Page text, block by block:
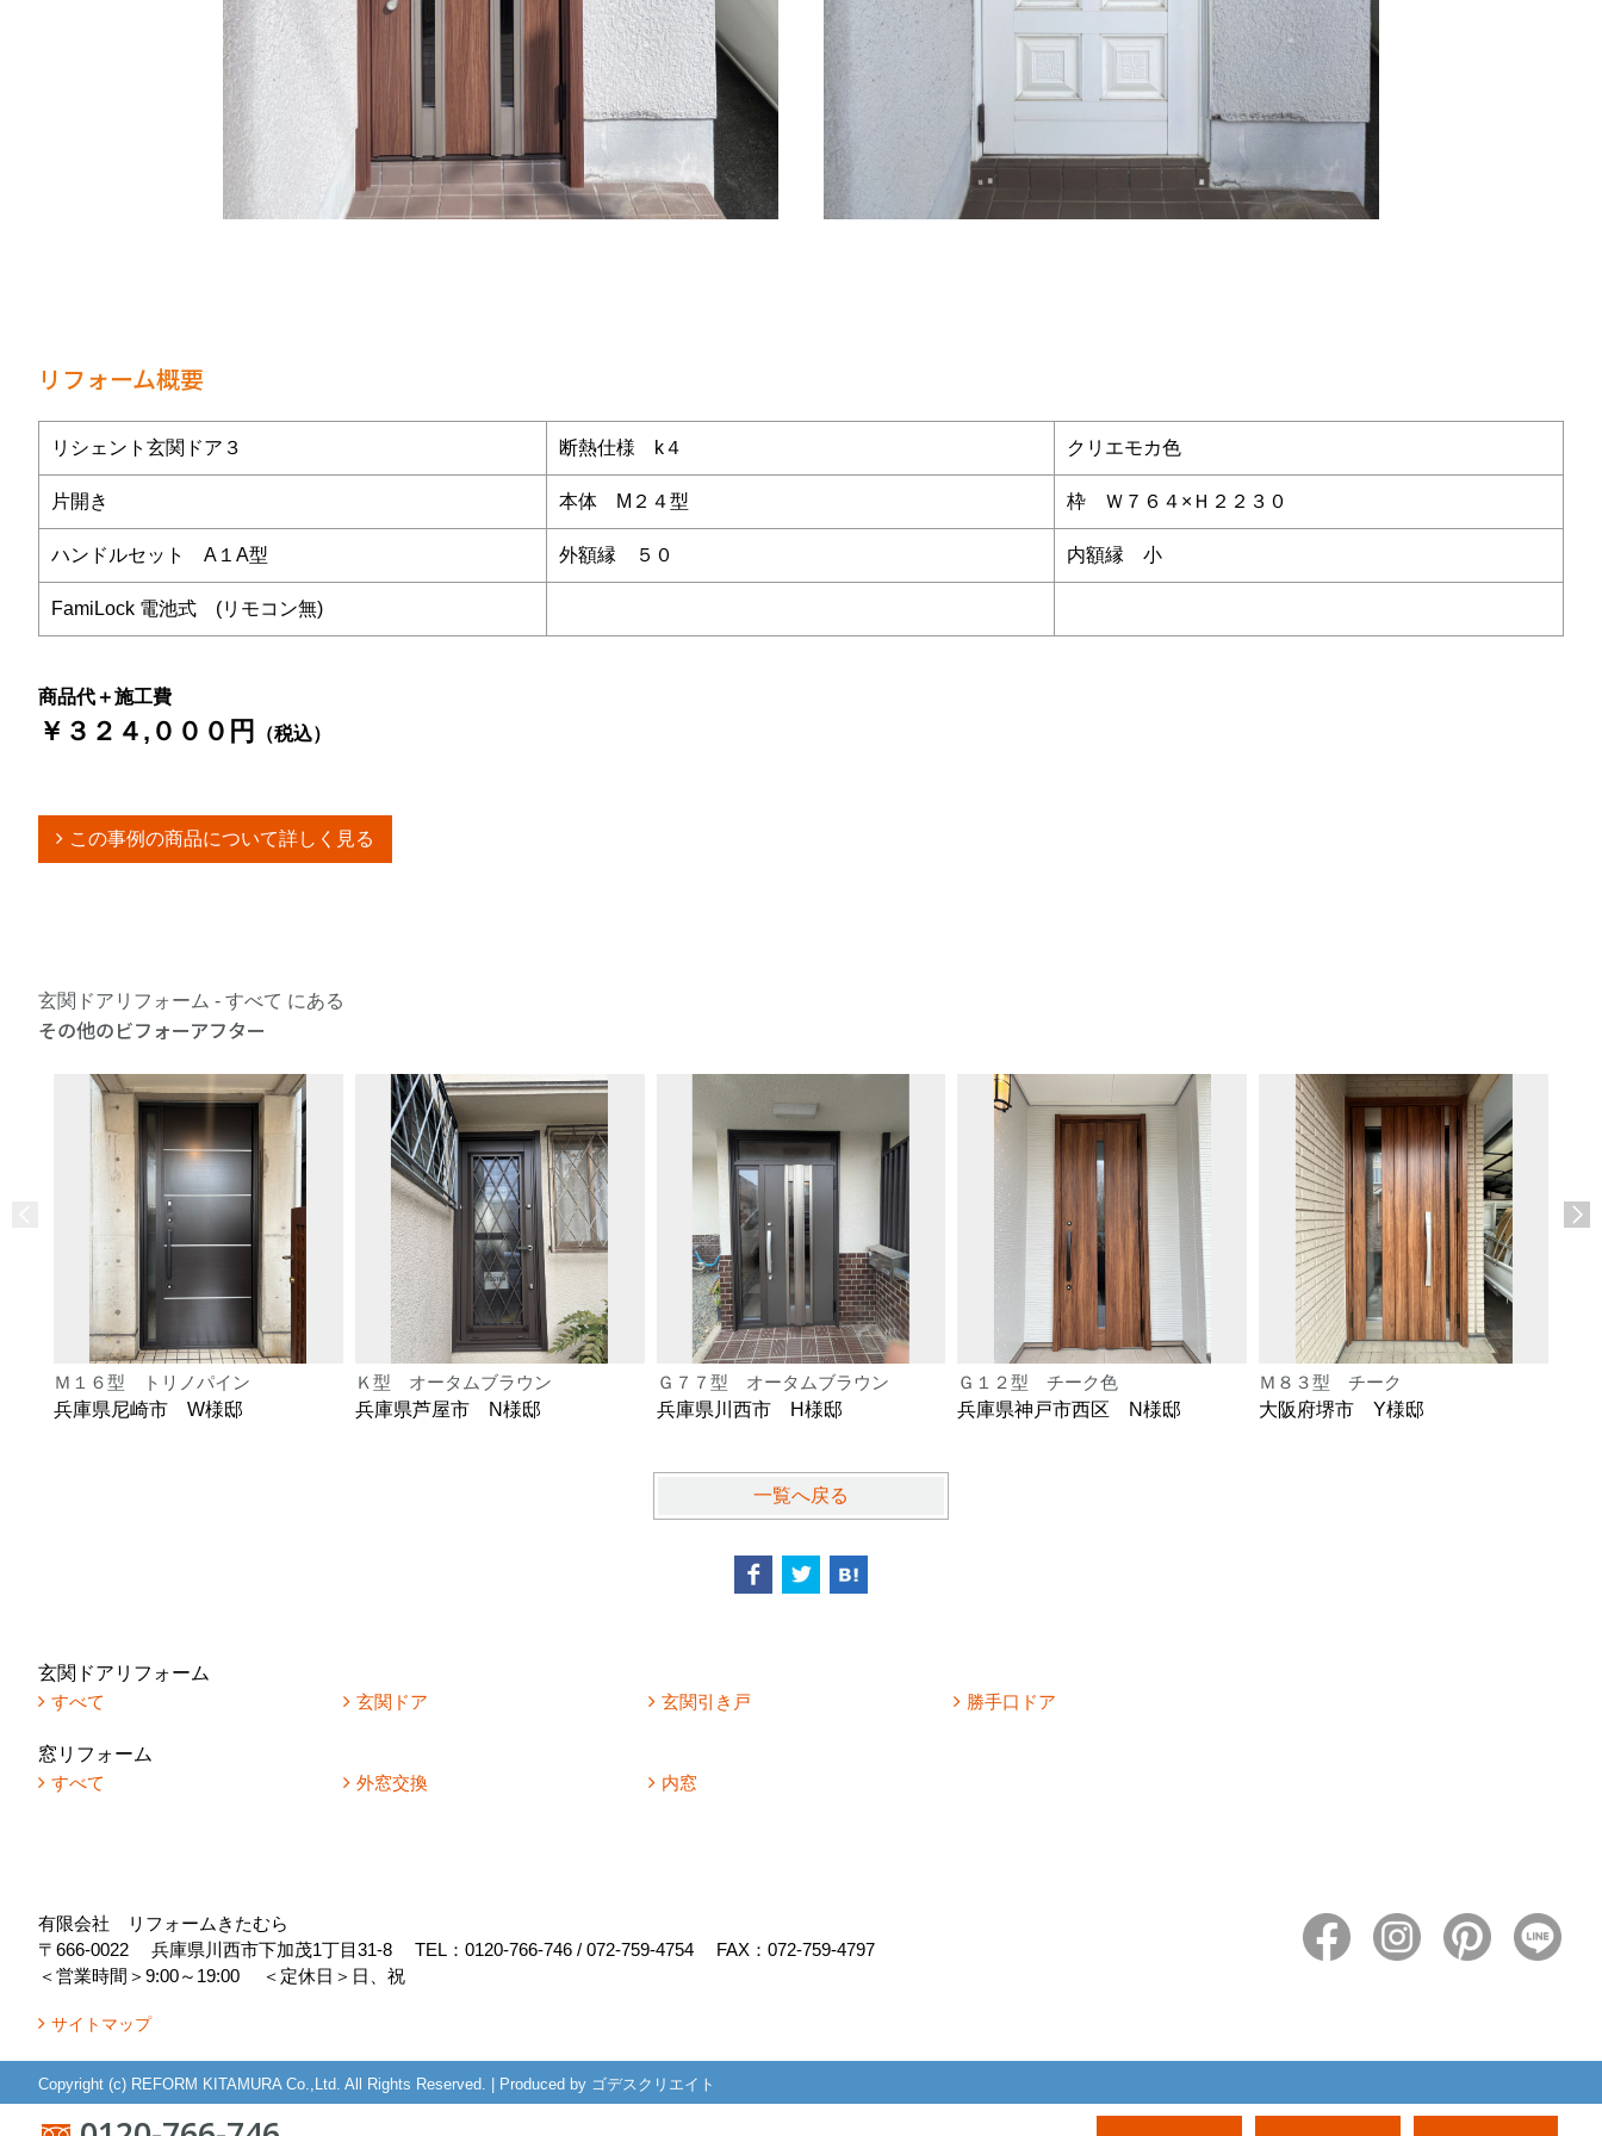
リフォーム概要
リシェント玄関ドア３ 断熱仕様 k４ クリエモカ色
片開き 本体 M２４型 枠 Ｗ７６４×Ｈ２２３０
ハンドルセット A１A型 外額縁 ５０ 内額縁 小
FamiLock 電池式 (リモコン無)
商品代＋施工費
￥３２４,０００円 （税込）
この事例の商品について詳しく見る
玄関ドアリフォーム - すべて にある
その他のビフォーアフター
Ｍ１６型 トリノパイン
兵庫県尼崎市 W様邸
Ｋ型 オータムブラウン
兵庫県芦屋市 N様邸
Ｇ７７型 オータムブラウン
兵庫県川西市 H様邸
Ｇ１２型 チーク色
兵庫県神戸市西区 N様邸
Ｍ８３型 チーク
大阪府堺市 Y様邸
一覧へ戻る
玄関ドアリフォーム
すべて
玄関ドア 玄関引き戸 勝手口ドア
窓リフォーム
すべて
外窓交換 内窓
有限会社 リフォームきたむら
〒666-0022
兵庫県川西市下加茂1丁目31-8 TEL： 0120-766-746 / 072-759-4754
FAX：072-759-4797
＜営業時間＞9:00～19:00
＜定休日＞日、祝
サイトマップ
Copyright (c) REFORM KITAMURA Co.,Ltd. All Rights Reserved. Produced by ゴデスクリエイト